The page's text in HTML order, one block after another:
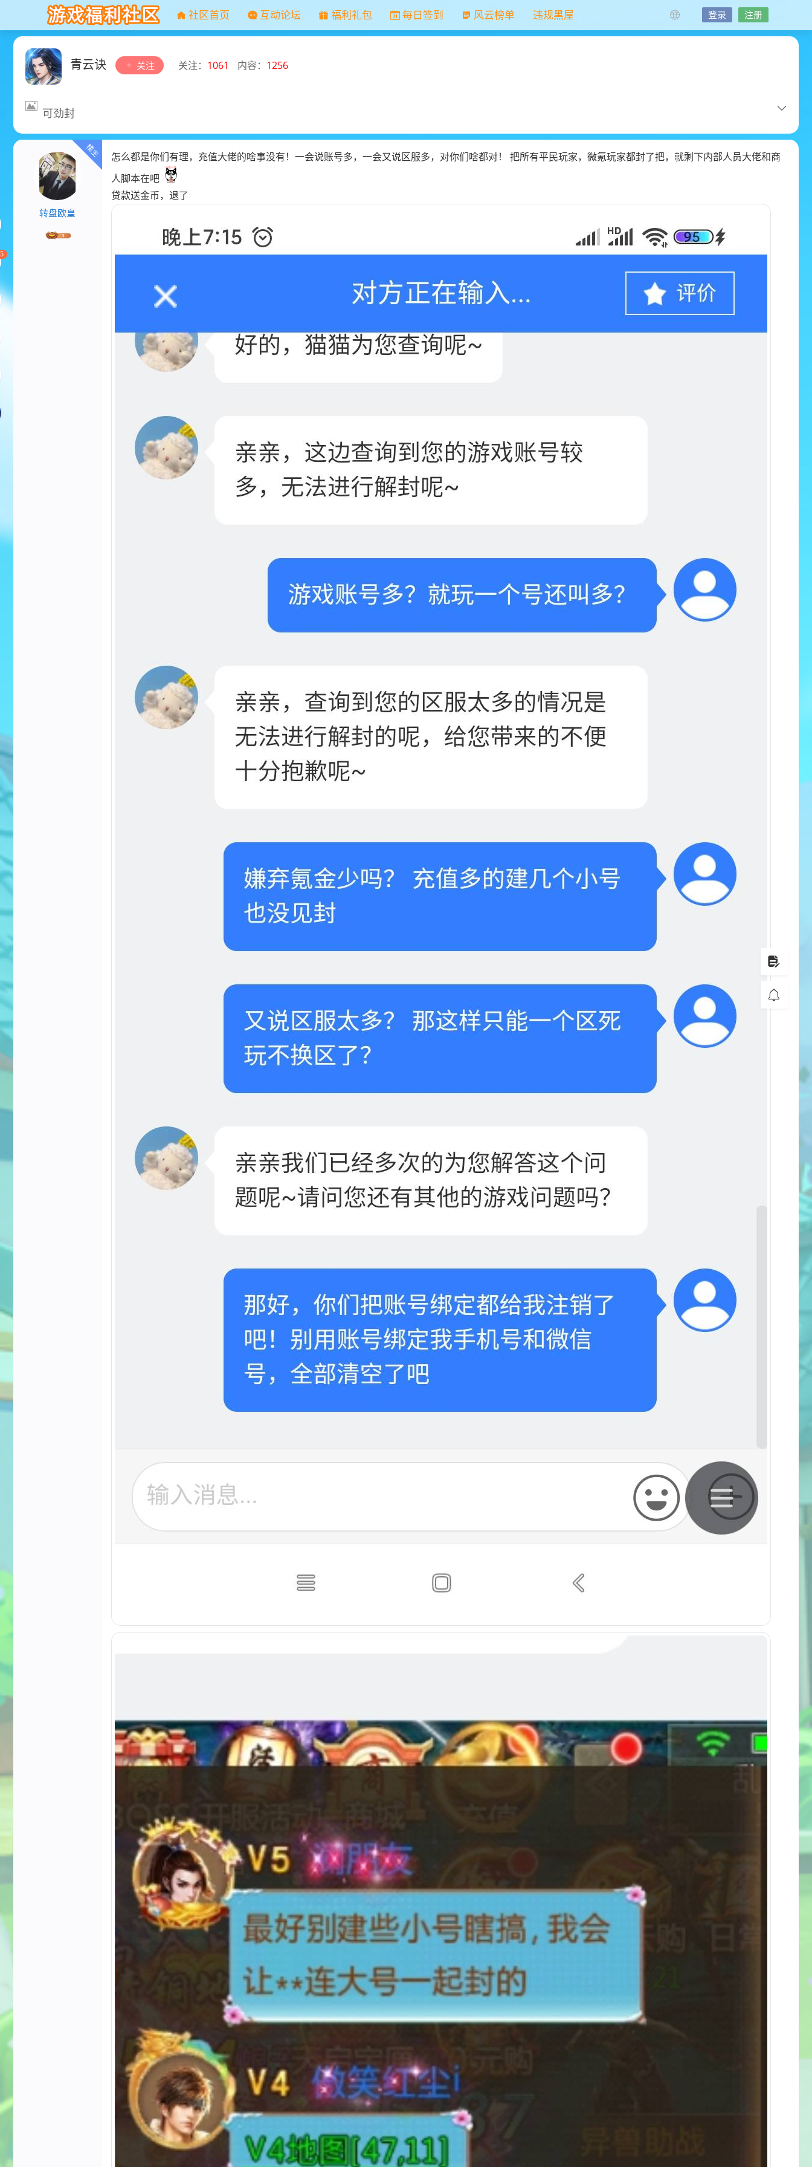
社区首页 互动论坛 福利礼包 每日签到 风云榜单 违规黑屋 登录 注册
青云诀 关注 关注： 1061 内容： 1256
可劲封
转盘欧皇
怎么都是你们有理，充值大佬的啥事没有！一会说账号多，一会又说区服多，对你们啥都对！ 把所有平民玩家，微氪玩家都封了把，就剩下内部人员大佬和商
人脚本在吧
贷款送金币，退了